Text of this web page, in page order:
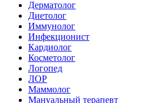
Дерматолог
Диетолог
Иммунолог
Инфекционист
Кардиолог
Косметолог
Логопед
ЛОР
Маммолог
Мануальный терапевт